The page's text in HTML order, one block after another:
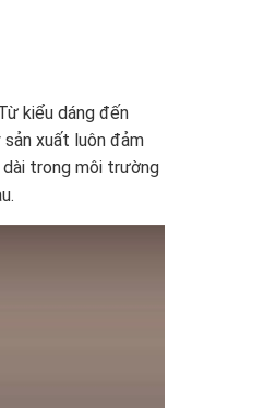
kiểu dáng đến
xuất luôn đảm
trong môi trường